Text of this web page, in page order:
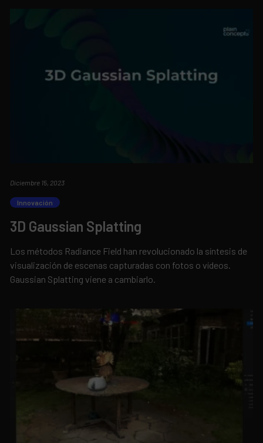
Diciembre 15, 2023
Innovación
3D Gaussian Splatting
Los métodos Radiance Field han revolucionado la síntesis de
visualización de escenas capturadas con fotos o vídeos.
Gaussian Splatting viene a cambiarlo.